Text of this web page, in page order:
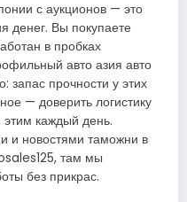
с аукционов — это
денег. Вы покупаете
в пробках
авто азия авто
запас прочности у этих
— доверить логистику
каждый день.
и новостями таможни в
там мы
без прикрас.